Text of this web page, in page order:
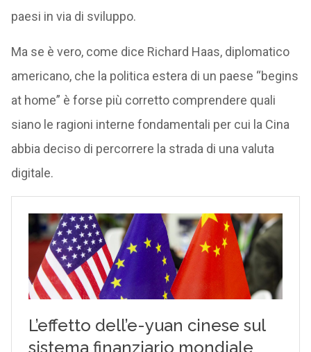
paesi in via di sviluppo.
Ma se è vero, come dice Richard Haas, diplomatico
americano, che la politica estera di un paese “begins
at home” è forse più corretto comprendere quali
siano le ragioni interne fondamentali per cui la Cina
abbia deciso di percorrere la strada di una valuta
digitale.